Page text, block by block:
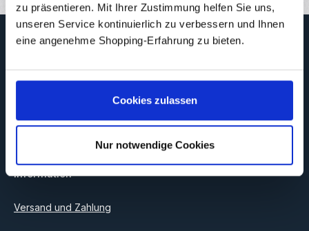
zu präsentieren. Mit Ihrer Zustimmung helfen Sie uns,
unseren Service kontinuierlich zu verbessern und Ihnen
eine angenehme Shopping-Erfahrung zu bieten.
Cookies zulassen
Nur notwendige Cookies
Newsletter, um rechtzeitig über neue Produkte und Angebote
Ich habe dieDatenschutzbestimmungenzur Kenntnis
einverstanden.
Information
Versand und Zahlung